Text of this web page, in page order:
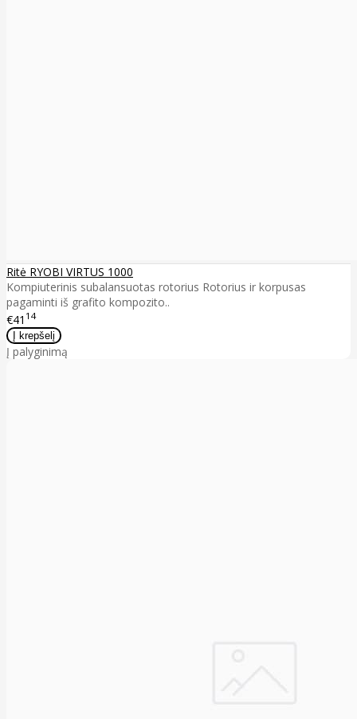
Ritė RYOBI VIRTUS 1000
Kompiuterinis subalansuotas rotorius Rotorius ir korpusas
pagaminti iš grafito kompozito..
€41 14
Į palyginimą